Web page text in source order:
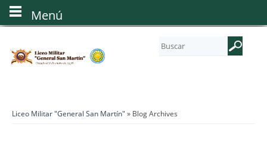
Liceo Militar "General San Martín" » Blog Archives
Menú